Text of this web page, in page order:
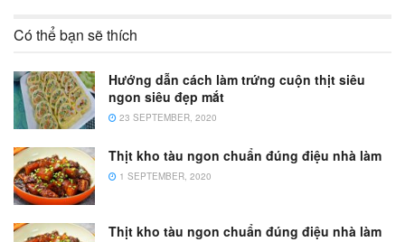
Có thể bạn sẽ thích
Hướng dẫn cách làm trứng cuộn thịt siêu
ngon siêu đẹp mắt
23 SEPTEMBER, 2020
Thịt kho tàu ngon chuẩn đúng điệu nhà làm
1 SEPTEMBER, 2020
Thịt kho tàu ngon chuẩn đúng điệu nhà làm